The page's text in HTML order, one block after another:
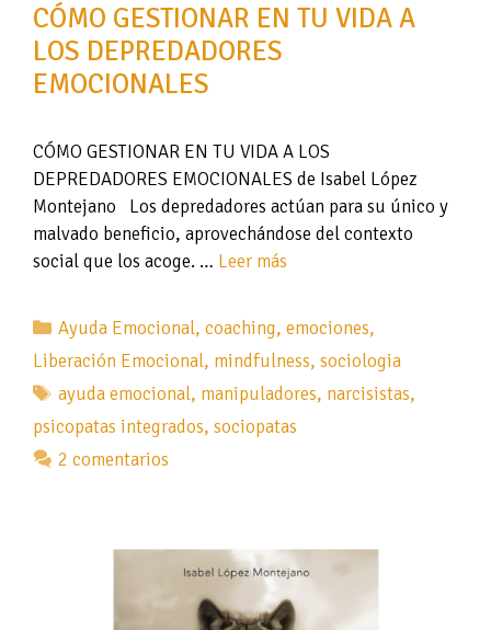
CÓMO GESTIONAR EN TU VIDA A
LOS DEPREDADORES
EMOCIONALES
CÓMO GESTIONAR EN TU VIDA A LOS
DEPREDADORES EMOCIONALES de Isabel López
Montejano Los depredadores actúan para su único y
malvado beneficio, aprovechándose del contexto
social que los acoge. … Leer más
Categorías
Ayuda Emocional,coaching,emociones,
Liberación Emocional, mindfulness, sociologia
Etiquetas
ayuda emocional, manipuladores, narcisistas,
psicopatas integrados, sociopatas
2 comentarios